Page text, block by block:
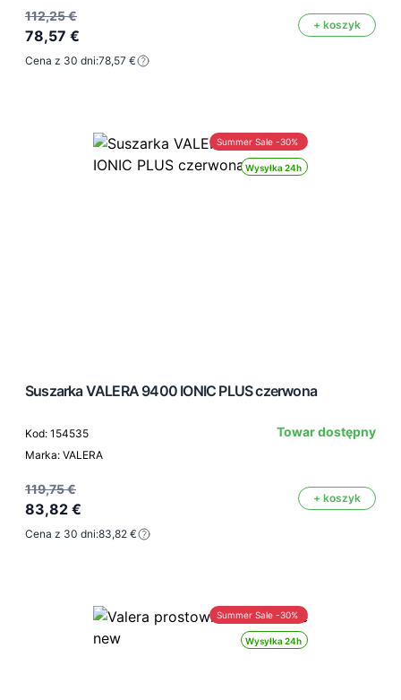
112,25 €
78,57 €
+ koszyk
Cena z 30 dni:78,57 €
Wysyłka 24h
Summer Sale -30%
Suszarka VALERA 9400 IONIC PLUS czerwona
Kod: 154535
Marka: VALERA
Towar dostępny
119,75 €
83,82 €
+ koszyk
Cena z 30 dni:83,82 €
Wysyłka 24h
Summer Sale -30%